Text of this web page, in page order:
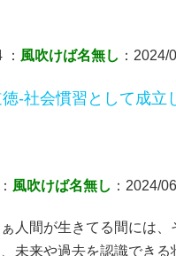
： 風吹けば名無し ：
-社会慣習として成立
風吹けば名無し ：2024/
ぁ人間が生きてる間には
、未来や過去を認識できる